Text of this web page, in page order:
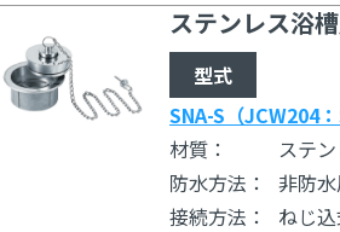
ステンレス浴
型式
SNA-S（JCW204：
材質：
ステ
防水方法：
非防
接続方法：
ねじ